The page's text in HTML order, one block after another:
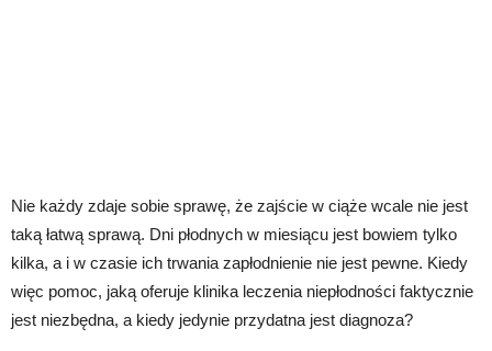
Nie każdy zdaje sobie sprawę, że zajście w ciąże wcale nie jest
taką łatwą sprawą. Dni płodnych w miesiącu jest bowiem tylko
kilka, a i w czasie ich trwania zapłodnienie nie jest pewne. Kiedy
więc pomoc, jaką oferuje klinika leczenia niepłodności faktycznie
jest niezbędna, a kiedy jedynie przydatna jest diagnoza?